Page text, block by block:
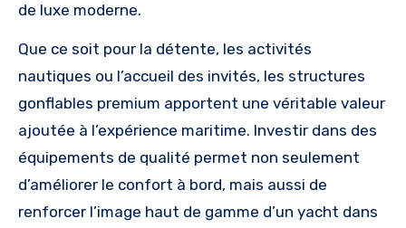
de luxe moderne.
Que ce soit pour la détente, les activités
nautiques ou l’accueil des invités, les structures
gonflables premium apportent une véritable valeur
ajoutée à l’expérience maritime. Investir dans des
équipements de qualité permet non seulement
d’améliorer le confort à bord, mais aussi de
renforcer l’image haut de gamme d’un yacht dans